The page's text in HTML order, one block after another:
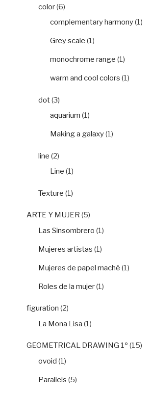
color(6)
complementary harmony(1)
Grey scale (1)
monochrome range (1)
warm and cool colors (1)
dot(3)
aquarium (1)
Making a galaxy(1)
line (2)
Line (1)
Texture (1)
ARTE Y MUJER (5)
Las Sinsombrero (1)
Mujeres artistas (1)
Mujeres de papel maché (1)
Roles de la mujer(1)
figuration (2)
La Mona Lisa (1)
GEOMETRICAL DRAWING 1º (15)
ovoid (1)
Parallels (5)